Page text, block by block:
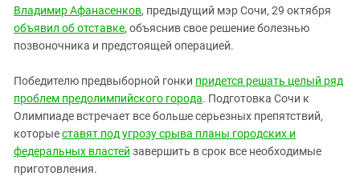
Владимир Афанасенков, предыдущий мэр Сочи, 29 октября
объявил об отставке, объяснив свое решение болезнью
позвоночника и предстоящей операцией.
Победителю предвыборной гонки придется решать целый ряд
проблем предолимпийского города. Подготовка Сочи к
Олимпиаде встречает все больше серьезных препятствий,
которыеставят под угрозу срыва планы городских и
федеральных властей завершить в срок все необходимые
приготовления.